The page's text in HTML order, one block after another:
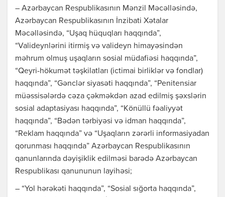
– Azərbaycan Respublikasının Mənzil Məcəlləsində,
Azərbaycan Respublikasının İnzibati Xətalar
Məcəlləsində, “Uşaq hüquqları haqqında”,
“Valideynlərini itirmiş və valideyn himayəsindən
məhrum olmuş uşaqların sosial müdafiəsi haqqında”,
“Qeyri-hökumət təşkilatları (ictimai birliklər və fondlar)
haqqında”, “Gənclər siyasəti haqqında”, “Penitensiar
müəssisələrdə cəza çəkməkdən azad edilmiş şəxslərin
sosial adaptasiyası haqqında”, “Könüllü fəaliyyət
haqqında”, “Bədən tərbiyəsi və idman haqqında”,
“Reklam haqqında” və “Uşaqların zərərli informasiyadan
qorunması haqqında” Azərbaycan Respublikasının
qanunlarında dəyişiklik edilməsi barədə Azərbaycan
Respublikası qanununun layihəsi;
– “Yol hərəkəti haqqında”, “Sosial sığorta haqqında”,